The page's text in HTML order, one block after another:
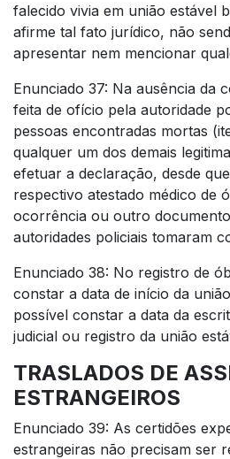
falecido vivia em união estável
afirme tal fato jurídico, não
apresentar nem mencionar
Enunciado 37: Na ausência da
feita de ofício pela autoridade
pessoas encontradas mortas
qualquer um dos demais
efetuar a declaração, desde
respectivo atestado médico de
ocorrência ou outro
autoridades policiais tomaram
Enunciado 38: No registro de
constar a data de início da
possível constar a data da
judicial ou registro da união
TRASLADOS DE
ESTRANGEIROS
Enunciado 39: As certidões
estrangeiras não precisam ser